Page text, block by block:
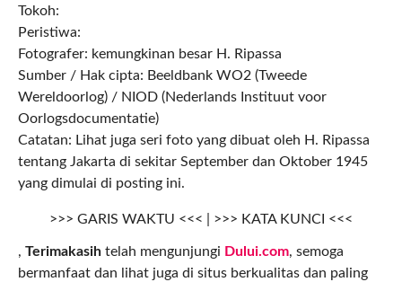
Tokoh:
Peristiwa:
Fotografer: kemungkinan besar H. Ripassa
Sumber / Hak cipta: Beeldbank WO2 (Tweede
Wereldoorlog) / NIOD (Nederlands Instituut voor
Oorlogsdocumentatie)
Catatan: Lihat juga seri foto yang dibuat oleh H. Ripassa
tentang Jakarta di sekitar September dan Oktober 1945
yang dimulai di posting ini.
>>> GARIS WAKTU <<< | >>> KATA KUNCI <<<
, Terimakasihtelah mengunjungi Dului.com, semoga
bermanfaat dan lihat juga di situs berkualitas dan paling